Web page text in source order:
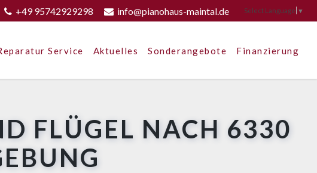
+49 95742929298 info@pianohaus-maintal.de Select Language ▼
Service Aktuelles Sonderangebote Finanzierung
FLÜGEL NACH 6330